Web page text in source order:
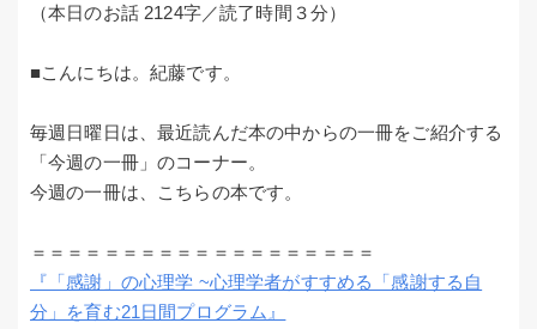
（本日のお話 2124字／読了時間３分）
■こんにちは。紀藤です。
毎週日曜日は、最近読んだ本の中からの一冊をご紹介する
「今週の一冊」のコーナー。
今週の一冊は、こちらの本です。
＝＝＝＝＝＝＝＝＝＝＝＝＝＝＝＝＝＝＝
『「感謝」の心理学 ~心理学者がすすめる「感謝する自
分」を育む21日間プログラム』